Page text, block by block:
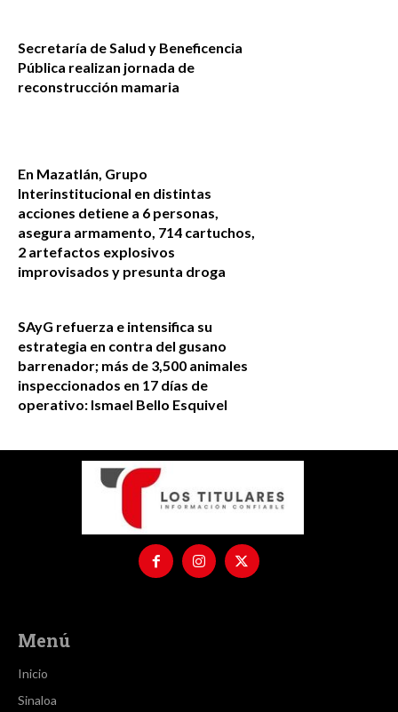
Secretaría de Salud y Beneficencia
Pública realizan jornada de
reconstrucción mamaria
En Mazatlán, Grupo
Interinstitucional en distintas
acciones detiene a 6 personas,
asegura armamento, 714 cartuchos,
2 artefactos explosivos
improvisados y presunta droga
SAyG refuerza e intensifica su
estrategia en contra del gusano
barrenador; más de 3,500 animales
inspeccionados en 17 días de
operativo: Ismael Bello Esquivel
Menú
Inicio
Sinaloa